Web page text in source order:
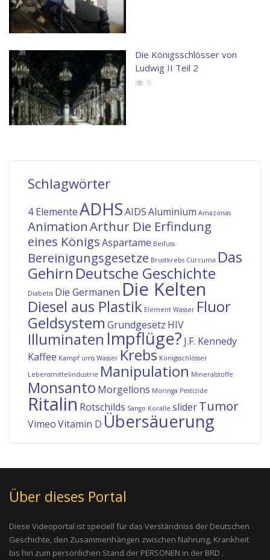
Die Königsschlösser von
Ludwig II Teil 2
9
Schlagwörter
4 ElementeADHSAIDSAluminium Amazonas
AnimationArthur Die Erfindung
eines KönigsAspartame Beifuss
Bereinigungsgesetze Brustkrebs Curcuma Das
Gehirn Deutsche Geschichte
Diabetis Die Germanen Die Kelten
Diesel aus Plastik Element Wasser Fluor
Geldsystem Grundgesetz HIV
Illuminaten Impflüge? J.F. Kennedy
Kaffee Kampf ums Wasser Krebs Königsschlösser
Lebensmittelindustrie Manipulation Mineralstoffe
Monsanto Morgellons Moringa Pestizide
Ritalin Rotschilds Sango Koralle sliderTumor
VimeoVitamin D Übersäuerung
Über dieses Portal
Diese Videoportal ist speciell für das Verständniss der Deutschen
Geschichte, den Zusammenhängen zwischen Nahrung, Krankheit
bis hin zum persönlichen Stand der PERSONEN in der BRD .